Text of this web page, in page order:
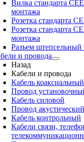
Вилка стандарта
монтажа
Розетка стандарта
Розетка стандарта
монтажа
Разъем штепсельный
и провода
Назад
Кабели и провода
Кабель коаксиальный
Провод
Кабель силовой
Провод акустический
Кабель контрольный
Кабели связи,